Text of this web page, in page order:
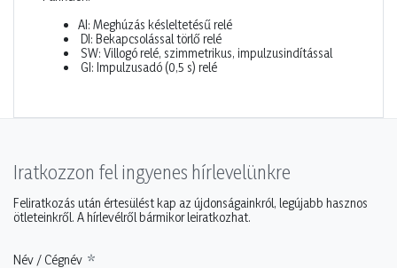
AI: Meghúzás késleltetésű relé
DI: Bekapcsolással törlő relé
SW: Villogó relé, szimmetrikus, impulzusindítással
GI: Impulzusadó (0,5 s) relé
Iratkozzon fel ingyenes hírlevelünkre
Feliratkozás után értesülést kap az újdonságainkról, legújabb hasznos
ötleteinkről. A hírlevélről bármikor leiratkozhat.
Név / Cégnév